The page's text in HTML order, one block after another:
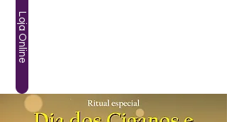
Loja Online